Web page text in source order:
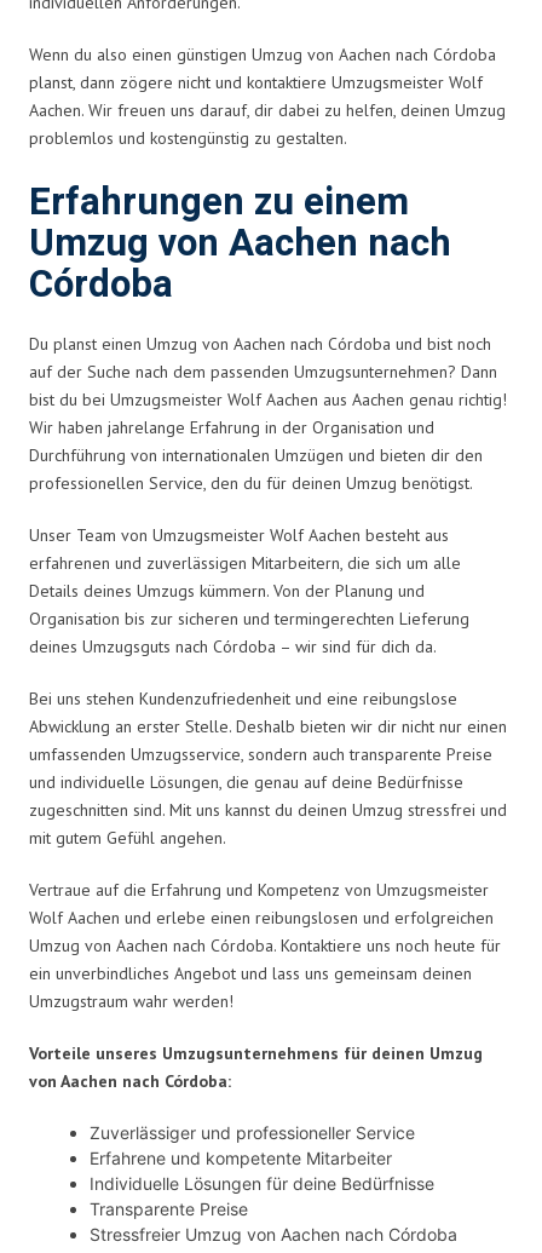
Wenn du also einen günstigen Umzug von Aachen nach Córdoba
planst, dann zögere nicht und kontaktiere Umzugsmeister Wolf
Aachen. Wir freuen uns darauf, dir dabei zu helfen, deinen Umzug
problemlos und kostengünstig zu gestalten.
Erfahrungen zu einem
Umzug von Aachen nach
Córdoba
Du planst einen Umzug von Aachen nach Córdoba und bist noch
auf der Suche nach dem passenden Umzugsunternehmen? Dann
bist du bei Umzugsmeister Wolf Aachen aus Aachen genau richtig!
Wir haben jahrelange Erfahrung in der Organisation und
Durchführung von internationalen Umzügen und bieten dir den
professionellen Service, den du für deinen Umzug benötigst.
Unser Team von Umzugsmeister Wolf Aachen besteht aus
erfahrenen und zuverlässigen Mitarbeitern, die sich um alle
Details deines Umzugs kümmern. Von der Planung und
Organisation bis zur sicheren und termingerechten Lieferung
deines Umzugsguts nach Córdoba – wir sind für dich da.
Bei uns stehen Kundenzufriedenheit und eine reibungslose
Abwicklung an erster Stelle. Deshalb bieten wir dir nicht nur einen
umfassenden Umzugsservice, sondern auch transparente Preise
und individuelle Lösungen, die genau auf deine Bedürfnisse
zugeschnitten sind. Mit uns kannst du deinen Umzug stressfrei und
mit gutem Gefühl angehen.
Vertraue auf die Erfahrung und Kompetenz von Umzugsmeister
Wolf Aachen und erlebe einen reibungslosen und erfolgreichen
Umzug von Aachen nach Córdoba. Kontaktiere uns noch heute für
ein unverbindliches Angebot und lass uns gemeinsam deinen
Umzugstraum wahr werden!
Vorteile unseres Umzugsunternehmens für deinen Umzug
von Aachen nach Córdoba:
Zuverlässiger und professioneller Service
Erfahrene und kompetente Mitarbeiter
Individuelle Lösungen für deine Bedürfnisse
Transparente Preise
Stressfreier Umzug von Aachen nach Córdoba